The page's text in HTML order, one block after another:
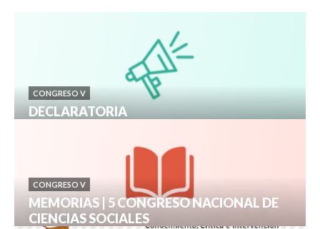
CONGRESO V
DECLARATORIA
CONGRESO V
MEMORIAS | 5 CONGRESO NACIONAL DE
CIENCIAS SOCIALES